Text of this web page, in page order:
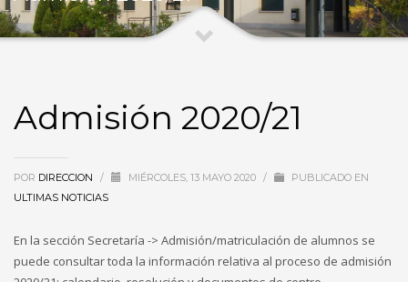
Admisión 2020/21
POR DIRECCION / MIÉRCOLES, 13 MAYO 2020 /
PUBLICADO EN
ULTIMAS NOTICIAS
En la sección Secretaría -> Admisión/matriculación de alumnos se
puede consultar toda la información relativa al proceso de admisión